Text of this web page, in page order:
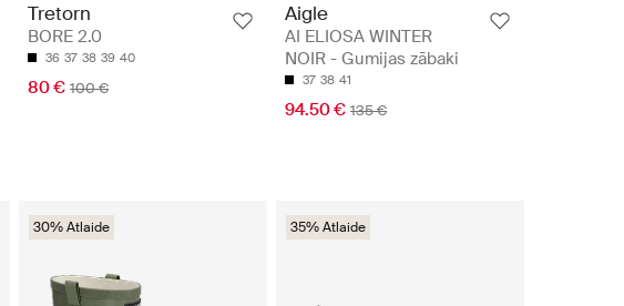
Tretorn
BORE 2.0
36 37 38 39 40
80 € 100 €
Aigle
AI ELIOSA WINTER
NOIR - Gumijas zābaki
37 38 41
94.50 € 135 €
30% Atlaide 35% Atlaide